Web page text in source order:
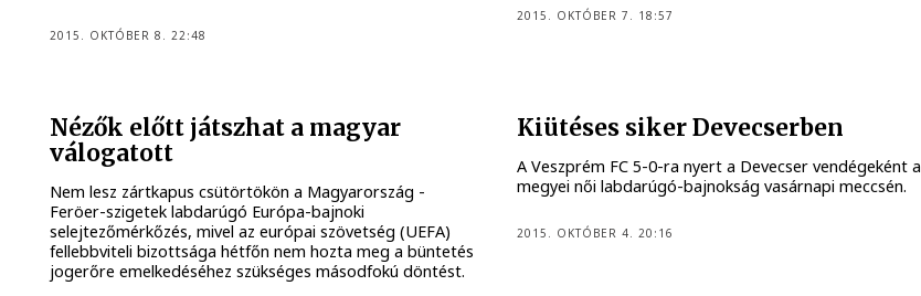
2015. OKTÓBER 8. 22:48
2015. OKTÓBER 7. 18:57
Nézők előtt játszhat a magyar
válogatott
Nem lesz zártkapus csütörtökön a Magyarország -
Feröer-szigetek labdarúgó Európa-bajnoki
selejtezőmérkőzés, mivel az európai szövetség (UEFA)
fellebbviteli bizottsága hétfőn nem hozta meg a büntetés
jogerőre emelkedéséhez szükséges másodfokú döntést.
Kiütéses siker Devecserben
A Veszprém FC 5-0-ra nyert a Devecser vendégeként a
megyei női labdarúgó-bajnokság vasárnapi meccsén.
2015. OKTÓBER 4. 20:16